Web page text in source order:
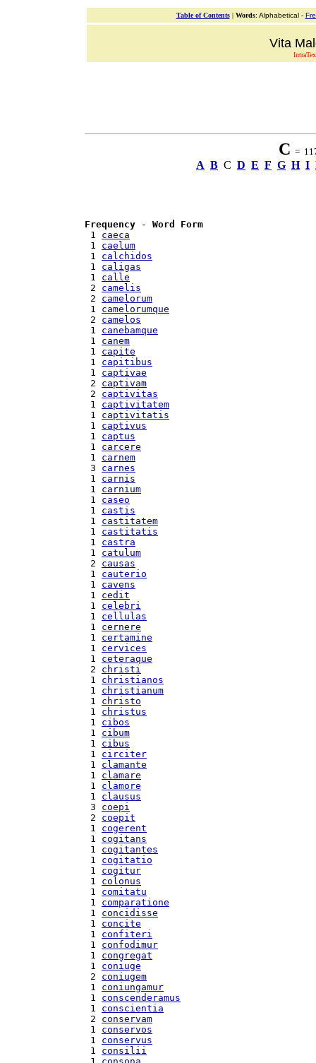
Table of Contents| Words: Alphabetical -
Vita
C =
A B C D E F G H I
Frequency - Word Form
1 caeca
1 caelum
1 calchidos
1 caligas
1 calle
2 camelis
2 camelorum
1 camelorumque
2 camelos
1 canebamque
1 canem
1 capite
1 capitibus
1 captivae
2 captivam
2 captivitas
1 captivitatem
1 captivitatis
1 captivus
1 captus
1 carcere
1 carnem
3 carnes
1 carnis
1 carnium
1 caseo
1 castis
1 castitatem
1 castitatis
1 castra
1 catulum
2 causas
1 cauterio
1 cavens
1 cedit
1 celebri
1 cellulas
1 cernere
1 certamine
1 cervices
1 ceteraque
2 christi
1 christianos
1 christianum
1 christo
1 christus
1 cibos
1 cibum
1 cibus
1 circiter
1 clamante
1 clamare
1 clamore
1 clausus
3 coepi
2 coepit
1 cogerent
1 cogitans
1 cogitantes
1 cogitatio
1 cogitur
1 colonus
1 comitatu
1 comparatione
1 concidisse
1 concite
1 confiteri
1 confodimur
1 congregat
1 coniuge
2 coniugem
1 coniungamur
1 conscenderamus
1 conscientia
2 conservam
1 conservos
1 conservus
1 consilii